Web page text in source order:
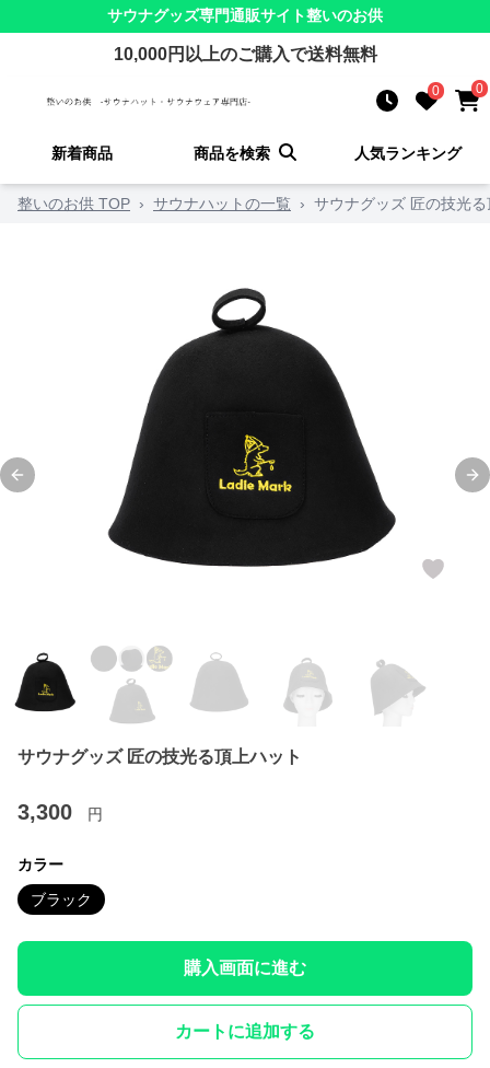
サウナグッズ専門通販サイト整いのお供
10,000円以上のご購入で送料無料
0 0
新着商品 商品を検索 人気ランキング
整いのお供 TOP › サウナハットの一覧 › サウナグッズ 匠の技光
Previous slide
サウナグッズ 匠の技光る頂上ハット
3,300 円
カラー
ブラック
購入画面に進む
カートに追加する